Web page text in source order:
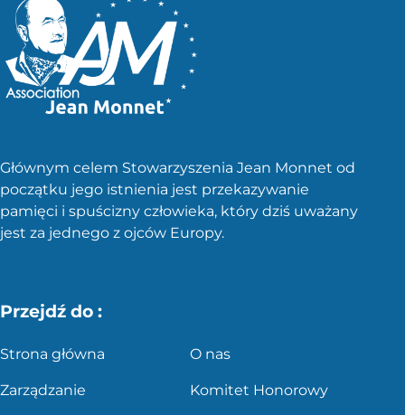
Głównym celem Stowarzyszenia Jean Monnet od
początku jego istnienia jest przekazywanie
pamięci i spuścizny człowieka, który dziś uważany
jest za jednego z ojców Europy.
Przejdź do :
Strona główna O nas
Zarządzanie Komitet Honorowy